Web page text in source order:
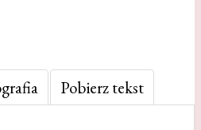
Pobierz tekst